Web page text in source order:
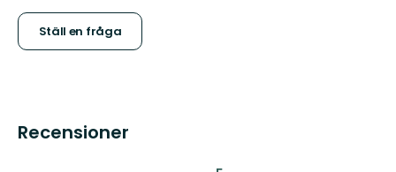
Ställ en fråga
Recensioner